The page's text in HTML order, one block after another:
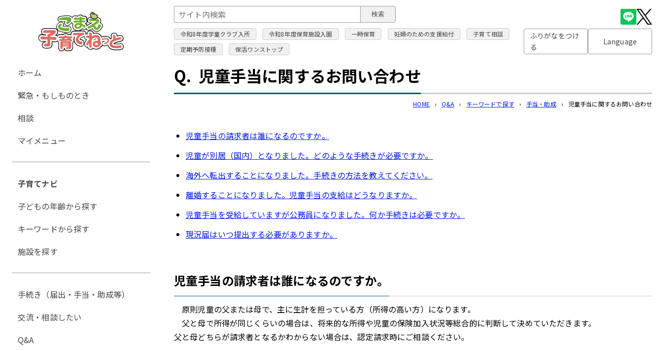
このページの本文へ
検索
令和8年度学童クラブ入所 令和8年度保育施設入園 一時保育 妊婦のための支援給付
子育て相談
定期予防接種
保活ワンストップ
ふりがなをつけ
る
Language
Q. 児童手当に関するお問い合わせ
HOME › Q&A › キーワードで探す › 手当・助成 › 児童手当に関するお問い合わせ
児童手当の請求者は誰になるのですか。
児童が別居（国内）となりました。どのような手続きが必要ですか。
海外へ転出することになりました。手続きの方法を教えてください。
離婚することになりました。児童手当の支給はどうなりますか。
児童手当を受給していますが公務員になりました。何か手続きは必要ですか。
現況届はいつ提出する必要がありますか。
児童手当の請求者は誰になるのですか。
原則児童の父または母で、主に生計を担っている方（所得の高い方）になります。
父と母で所得が同じくらいの場合は、将来的な所得や児童の保険加入状況等総合的に判断して決めていただきます。
父と母どちらが請求者となるかわからない場合は、認定請求時にご相談ください。
グ
ー
ル
ナ
ゲ
シ
ョ
ホーム
緊急・もしものとき
相談
マイメニュー
子育てナビ
子どもの年齢から探す
キーワードから探す
施設を探す
手続き（届出・手当・助成等）
交流・相談したい
Q&A